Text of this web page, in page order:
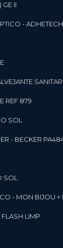
GE II
-
ALVEJANTE
REF 879
SOL
- BECKER
SOL
- MON BIJOU
FLASH LIMP